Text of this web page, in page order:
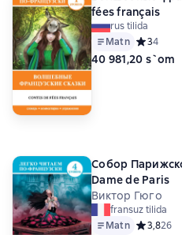
fées français
rus tilida
Matn Средний
34
40 981,20 s`om
Собор
Dame de Paris
Виктор Гюго
fransuz tilida
Matn Средний
3,826